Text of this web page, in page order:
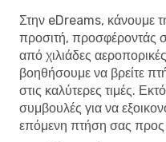
Στην eDreams, κάνουμε
προσιτή, προσφέροντάς
από χιλιάδες
βοηθήσουμε να βρείτε
στις καλύτερες τιμές.
συμβουλές για να
επόμενη πτήση σας